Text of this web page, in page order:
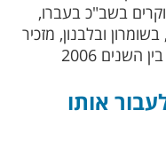
בשב"כ בעברו,
ובלבנון, מזכיר
וגזבר איגוד בודקי הפוליגרף בישראל בין השנים 2006
אותו